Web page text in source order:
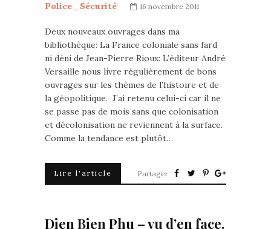
Police_Sécurité
16 novembre 2011
Deux nouveaux ouvrages dans ma
bibliothèque: La France coloniale sans fard
ni déni de Jean-Pierre Rioux: L’éditeur André
Versaille nous livre régulièrement de bons
ouvrages sur les thèmes de l’histoire et de
la géopolitique. J’ai retenu celui-ci car il ne
se passe pas de mois sans que colonisation
et décolonisation ne reviennent à la surface.
Comme la tendance est plutôt…
Lire l'article Partager
Dien Bien Phu – vu d’en face.